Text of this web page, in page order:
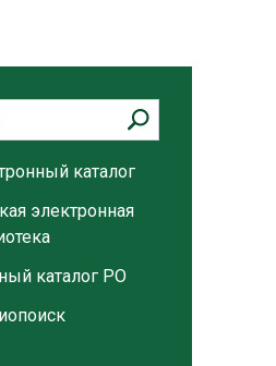
каталог
электронная
каталог РО